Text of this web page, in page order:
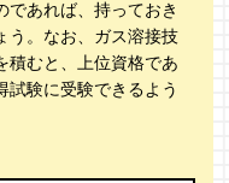
であれば、持っておき
う。なお、ガス溶接技
積むと、上位資格であ
試験に受験できるよう